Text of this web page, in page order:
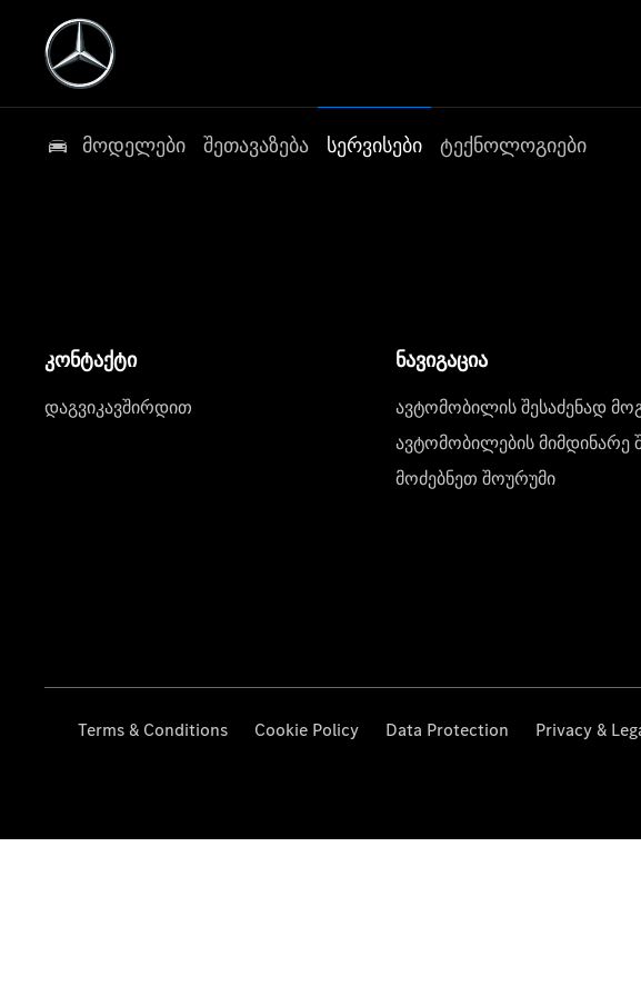
მოდელები შეთავაზება სერვისები ტექნოლოგიები
კონტაქტი
დაგვიკავშირდით
ნავიგაცია
ავტომობილის შესაძენად
ავტომობილების მიმდინარე
მოძებნეთ შოურუმი
Terms & Conditions Cookie Policy Data Protection Privacy &